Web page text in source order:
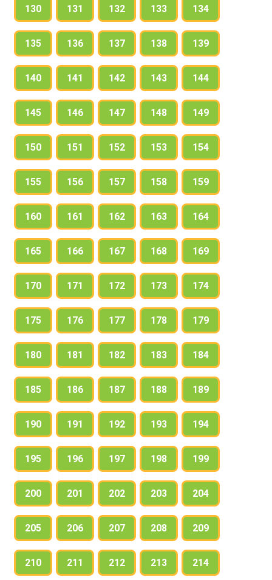
130 131 132 133 134
135 136 137 138 139
140 141 142 143 144
145 146 147 148 149
150 151 152 153 154
155 156 157 158 159
160 161 162 163 164
165 166 167 168 169
170 171 172 173 174
175 176 177 178 179
180 181 182 183 184
185 186 187 188 189
190 191 192 193 194
195 196 197 198 199
200 201 202 203 204
205 206 207 208 209
210 211 212 213 214